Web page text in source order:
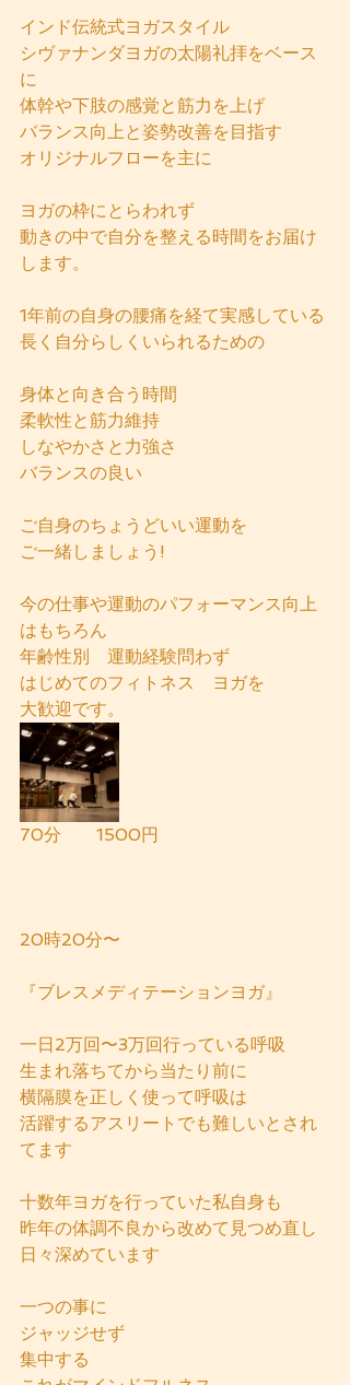
インド伝統式ヨガスタイル
シヴァナンダヨガの太陽礼拝をベース
に
体幹や下肢の感覚と筋力を上げ
バランス向上と姿勢改善を目指す
オリジナルフローを主に
ヨガの枠にとらわれず
動きの中で自分を整える時間をお届け
します。
1年前の自身の腰痛を経て実感している
長く自分らしくいられるための
身体と向き合う時間
柔軟性と筋力維持
しなやかさと力強さ
バランスの良い
ご自身のちょうどいい運動を
ご一緒しましょう!
今の仕事や運動のパフォーマンス向上
はもちろん
年齢性別　運動経験問わず
はじめてのフィトネス　ヨガを
大歓迎です。
70分　　1500円
20時20分〜
『ブレスメディテーションヨガ』
一日2万回〜3万回行っている呼吸
生まれ落ちてから当たり前に
横隔膜を正しく使って呼吸は
活躍するアスリートでも難しいとされ
てます
十数年ヨガを行っていた私自身も
昨年の体調不良から改めて見つめ直し
日々深めています
一つの事に
ジャッジせず
集中する